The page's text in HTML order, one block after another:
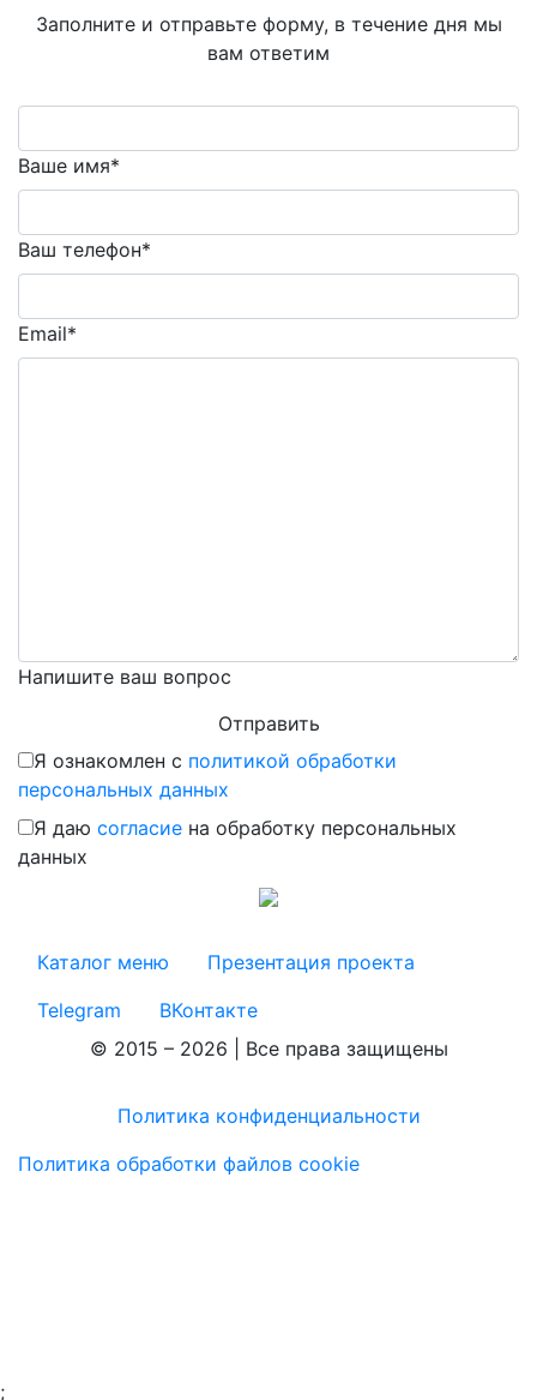
Заполните и отправьте форму, в течение дня мы
вам ответим
Ваше имя*
Ваш телефон*
Email*
Напишите ваш вопрос
Я ознакомлен с политикой обработки
персональных данных
Я даю согласие на обработку персональных
данных
Каталог меню
Презентация проекта
Telegram
ВКонтакте
© 2015 – 2026 | Все права защищены
Политика конфиденциальности
Политика обработки файлов cookie
;